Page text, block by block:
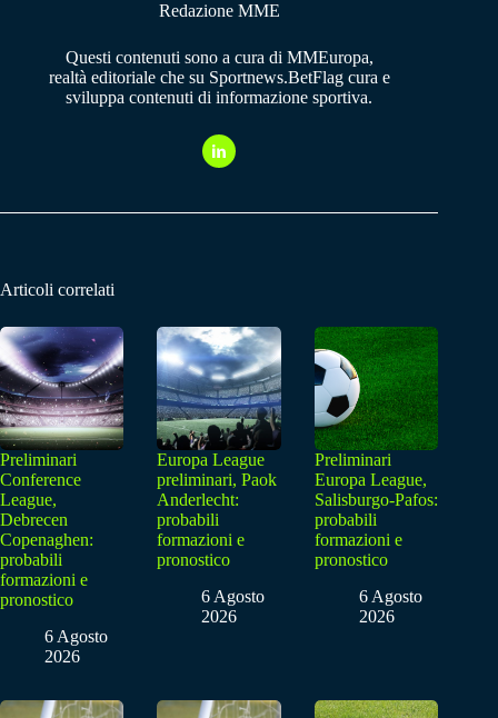
Redazione MME
Questi contenuti sono a cura di MMEuropa,
realtà editoriale che su Sportnews.BetFlag cura e
sviluppa contenuti di informazione sportiva.
Articoli correlati
Preliminari
Conference
League,
Debrecen
Copenaghen:
probabili
formazioni e
pronostico
6 Agosto
2026
Europa League
preliminari, Paok
Anderlecht:
probabili
formazioni e
pronostico
6 Agosto
2026
Preliminari
Europa League,
Salisburgo-Pafos:
probabili
formazioni e
pronostico
6 Agosto
2026